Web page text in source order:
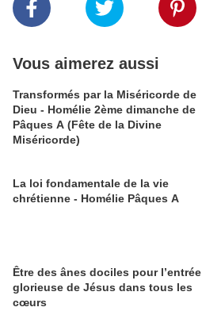
Vous aimerez aussi
Transformés par la Miséricorde de
Dieu - Homélie 2ème dimanche de
Pâques A (Fête de la Divine
Miséricorde)
La loi fondamentale de la vie
chrétienne - Homélie Pâques A
Être des ânes dociles pour l’entrée
glorieuse de Jésus dans tous les
cœurs